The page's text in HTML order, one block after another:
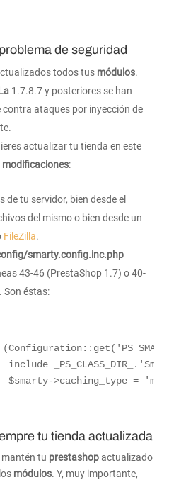
de seguridad
todos tus módulos.
1.7.8.7 y posteriores se han
ataques por inyección de
actualizar tu tienda en este
modificaciones:
de tu servidor, bien desde el
del mismo o bien desde un
FileZilla.
smarty.config.inc.php
43-46 (PrestaShop 1.7) o 40-
Son éstas:
(Configuration:: get(
include
_PS_CLASS_DIR_ . 'Smarty/
$smarty->caching_type = 'mysql'
tu tienda actualizada
mantén tu prestashopactualizado
módulos. Y, muy importante,